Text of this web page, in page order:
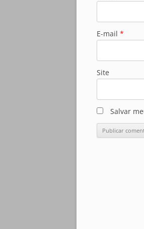
E-mail *
Site
Salvar